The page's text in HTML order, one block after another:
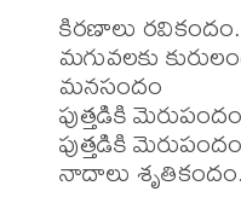
కిరణాలు
మగువలకు
మనసందం
పుత్తడికి
పుత్తడికి
నాదాలు